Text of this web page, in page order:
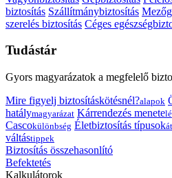
biztosítás Szállítmánybiztosítás
szerelés biztosítás Céges
Tudástár
Gyors magyarázatok a megfelelő
Mire figyelj biztosításkötésnél?alapok
hatálymagyarázat Kárrendezés menete
Cascokülönbség Életbiztosítás típusok
váltástippek
Biztosítás összehasonlító
Befektetés
Kalkulátorok